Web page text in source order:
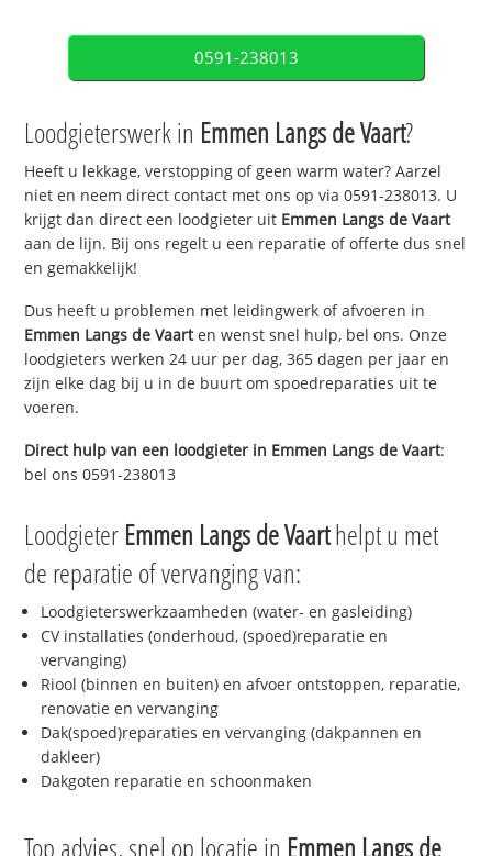
0591-238013
Loodgieterswerk in Emmen Langs de Vaart?
Heeft u lekkage, verstopping of geen warm water? Aarzel
niet en neem direct contact met ons op via 0591-238013. U
krijgt dan direct een loodgieter uit Emmen Langs de Vaart
aan de lijn. Bij ons regelt u een reparatie of offerte dus snel
en gemakkelijk!
Dus heeft u problemen met leidingwerk of afvoeren in
Emmen Langs de Vaarten wenst snel hulp, bel ons. Onze
loodgieters werken 24 uur per dag, 365 dagen per jaar en
zijn elke dag bij u in de buurt om spoedreparaties uit te
voeren.
Direct hulp van een loodgieter in Emmen Langs de Vaart:
bel ons 0591-238013
Loodgieter Emmen Langs de Vaarthelpt u met
de reparatie of vervanging van:
Loodgieterswerkzaamheden (water- en gasleiding)
CV installaties (onderhoud, (spoed)reparatie en
vervanging)
Riool (binnen en buiten) en afvoer ontstoppen, reparatie,
renovatie en vervanging
Dak(spoed)reparaties en vervanging (dakpannen en
dakleer)
Dakgoten reparatie en schoonmaken
Top advies, snel op locatie in Emmen Langs de